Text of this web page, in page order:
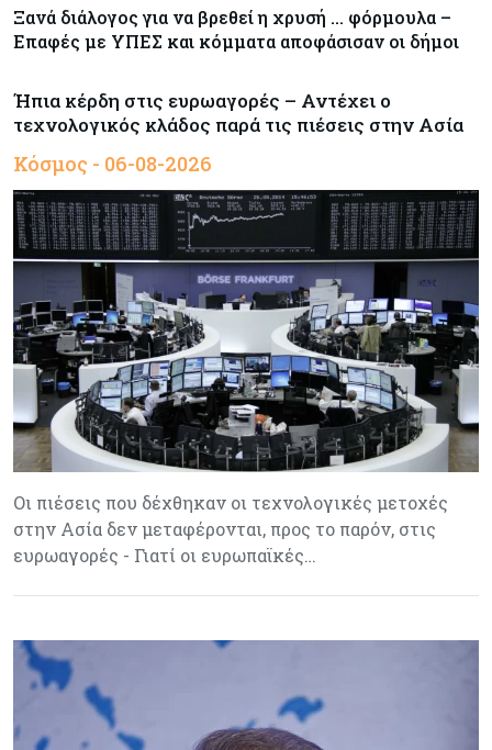
Ξανά διάλογος για να βρεθεί η χρυσή … φόρμουλα –
Επαφές με ΥΠΕΣ και κόμματα αποφάσισαν οι δήμοι
Ήπια κέρδη στις ευρωαγορές – Αντέχει ο
τεχνολογικός κλάδος παρά τις πιέσεις στην Ασία
Κόσμος - 06-08-2026
Οι πιέσεις που δέχθηκαν οι τεχνολογικές μετοχές
στην Ασία δεν μεταφέρονται, προς το παρόν, στις
ευρωαγορές - Γιατί οι ευρωπαϊκές…